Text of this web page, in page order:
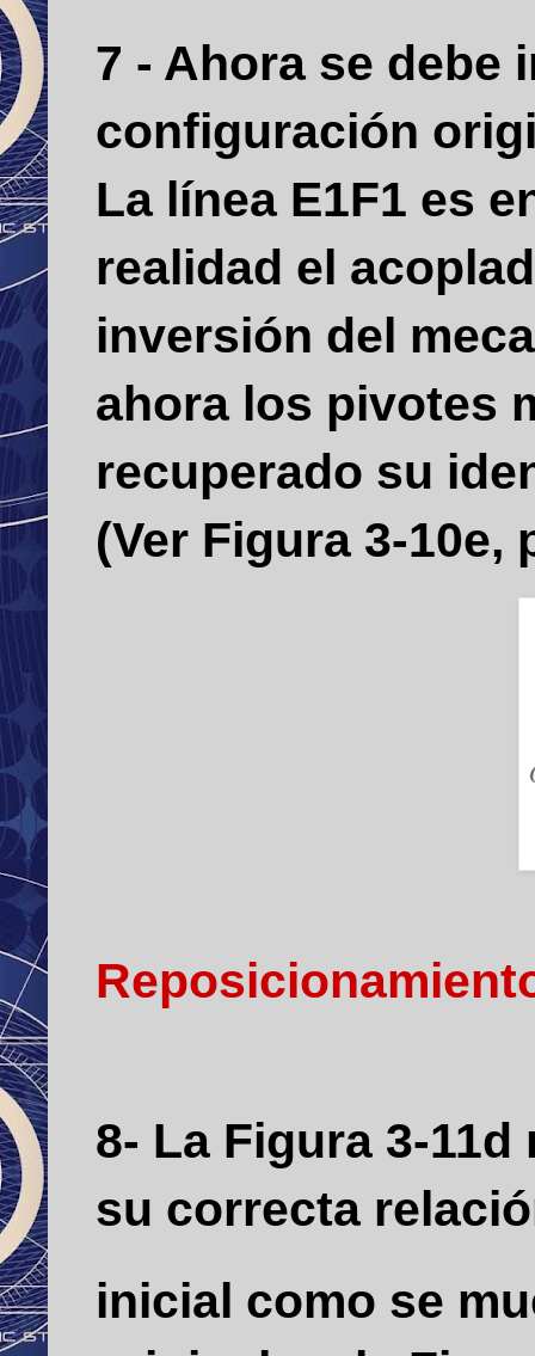
7 - Ahora se debe
configuración
La línea E1F1 es
realidad el
inversión del
ahora los pivotes
recuperado su
(Ver Figura 3-10e,
8- La Figura 3-
su correcta
inicial como se